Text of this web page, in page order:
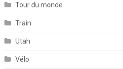
Tour du monde
Train
Utah
Vélo